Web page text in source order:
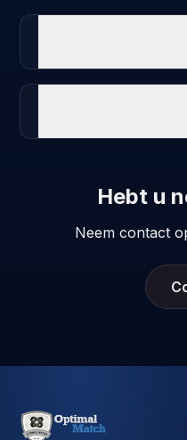
Hebt u
Neem contact